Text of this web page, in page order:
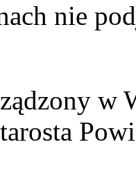
nie
w